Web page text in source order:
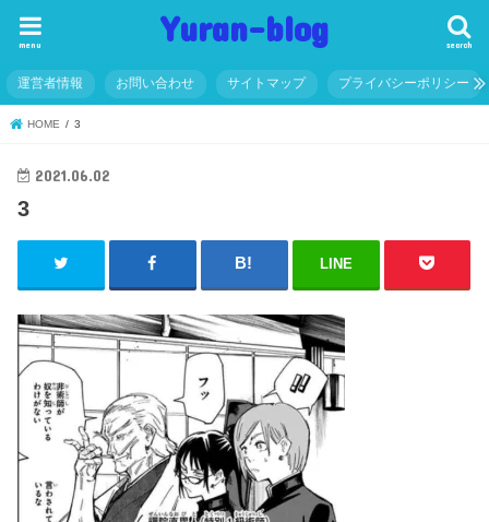
Yuran-blog search
menu
運営者情報 お問い合わせ サイトマップ プライバシーポリシー
HOME 3
2021.06.02
3
LINE